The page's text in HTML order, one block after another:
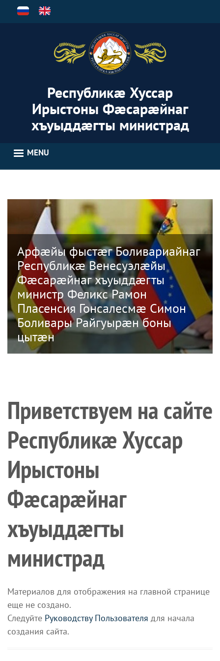
Республикæ Хуссар
Ирыстоны Фæсарæйнаг
хъуыддæгты министрад
MENU
Арфæйы фыстæг Боливариайнаг
Республикæ Венесуэлæйы
Фæсарæйнаг хъуыддæгты
министр Феликс Рамон
Пласенсия Гонсалесмæ Симон
Боливары Райгуырæн боны
цытæн
Приветствуем на сайте
Республикæ Хуссар
Ирыстоны
Фæсарæйнаг
хъуыддæгты
министрад
Материалов для отображения на главной странице
еще не создано.
Следуйте Руководству Пользователя для начала
создания сайта.